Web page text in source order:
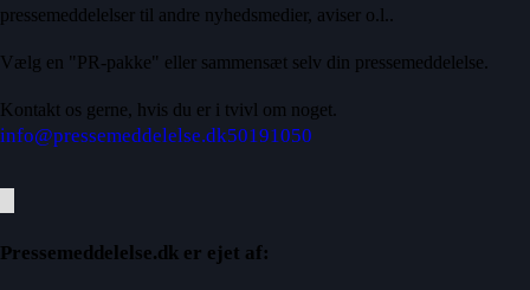
pressemeddelelser til andre nyhedsmedier, aviser o.l..
Vælg en "PR-pakke" eller sammensæt selv din pressemeddelelse.
Kontakt os gerne, hvis du er i tvivl om noget.
info@pressemeddelelse.dk50191050
Pressemeddelelse.dk er ejet af: